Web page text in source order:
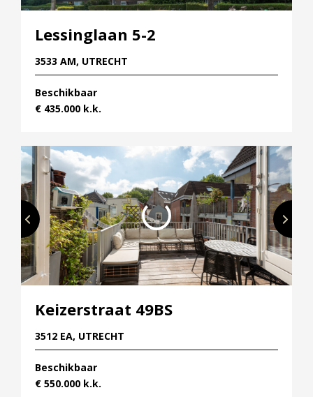
Lessinglaan 5-2
3533 AM, UTRECHT
Beschikbaar
€ 435.000 k.k.
Keizerstraat 49BS
3512 EA, UTRECHT
Beschikbaar
€ 550.000 k.k.